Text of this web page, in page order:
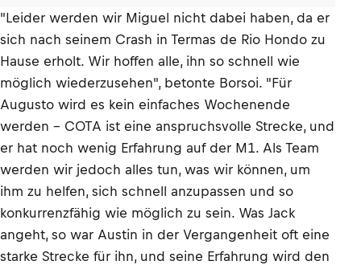
"Leider werden wir Miguel nicht dabei haben, da er
sich nach seinem Crash in Termas de Rio Hondo zu
Hause erholt. Wir hoffen alle, ihn so schnell wie
möglich wiederzusehen", betonte Borsoi. "Für
Augusto wird es kein einfaches Wochenende
werden – COTA ist eine anspruchsvolle Strecke, und
er hat noch wenig Erfahrung auf der M1. Als Team
werden wir jedoch alles tun, was wir können, um
ihm zu helfen, sich schnell anzupassen und so
konkurrenzfähig wie möglich zu sein. Was Jack
angeht, so war Austin in der Vergangenheit oft eine
starke Strecke für ihn, und seine Erfahrung wird den